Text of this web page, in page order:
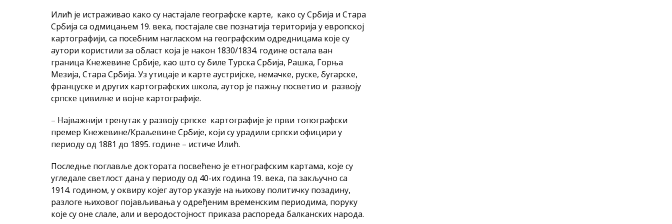
Илић је истраживао како су настајале географске карте, како су Србија и Стара
Србија са одмицањем 19. века, постајале све познатија територија у европској
картографији, са посебним нагласком на географским одредницама које су
аутори користили за област која је након 1830/1834. године остала ван
граница Кнежевине Србије, као што су биле Турска Србија, Рашка, Горња
Мезија, Стара Србија. Уз утицаје и карте аустријске, немачке, руске, бугарске,
француске и других картографских школа, аутор је пажњу посветио и развоју
српске цивилне и војне картографије.
– Најважнији тренутак у развоју српске картографије је први топографски
премер Кнежевине/Краљевине Србије, који су урадили српски официри у
периоду од 1881 до 1895. године – истиче Илић.
Последње поглавље доктората посвећено је етнографским картама, које су
угледале светлост дана у периоду од 40-их година 19. века, па закључно са
1914. годином, у оквиру којег аутор указује на њихову политичку позадину,
разлоге њиховог појављивања у одређеним временским периодима, поруку
које су оне слале, али и веродостојност приказа распореда балканских народа.